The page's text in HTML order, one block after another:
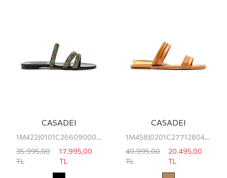
CASADEI
1M422J0101C26609000 CASADEI KADIN TERLİK
35.995,00
TL
17.995,00
TL
CASADEI
1M458J0201C27712804 CASADEI KADIN TERLİK
40.995,00
TL
20.495,00
TL